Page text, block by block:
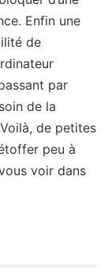
Enfin une
de
par
de la
de petites
peu à
voir dans